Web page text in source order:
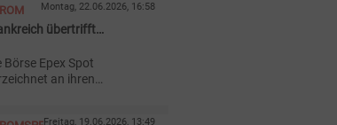
Branchen und drängen
eine zügige Vorlage bei der
Montag, 22.06.2026, 16:58
übertrifft
Börse Epex Spot
an ihren
Freitag, 19.06.2026, 13:49